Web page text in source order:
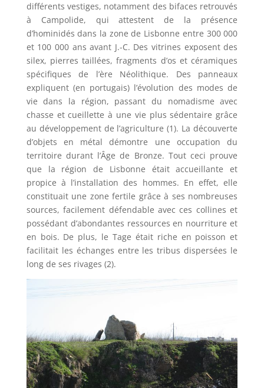
différents vestiges, notamment des bifaces retrouvés
à Campolide, qui attestent de la présence
d’hominidés dans la zone de Lisbonne entre 300 000
et 100 000 ans avant J.-C. Des vitrines exposent des
silex, pierres taillées, fragments d’os et céramiques
spécifiques de l’ère Néolithique. Des panneaux
expliquent (en portugais) l’évolution des modes de
vie dans la région, passant du nomadisme avec
chasse et cueillette à une vie plus sédentaire grâce
au développement de l’agriculture (1). La découverte
d’objets en métal démontre une occupation du
territoire durant l’Âge de Bronze. Tout ceci prouve
que la région de Lisbonne était accueillante et
propice à l’installation des hommes. En effet, elle
constituait une zone fertile grâce à ses nombreuses
sources, facilement défendable avec ces collines et
possédant d’abondantes ressources en nourriture et
en bois. De plus, le Tage était riche en poisson et
facilitait les échanges entre les tribus dispersées le
long de ses rivages (2).